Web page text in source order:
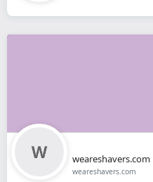
weareshavers.com
weareshavers.com